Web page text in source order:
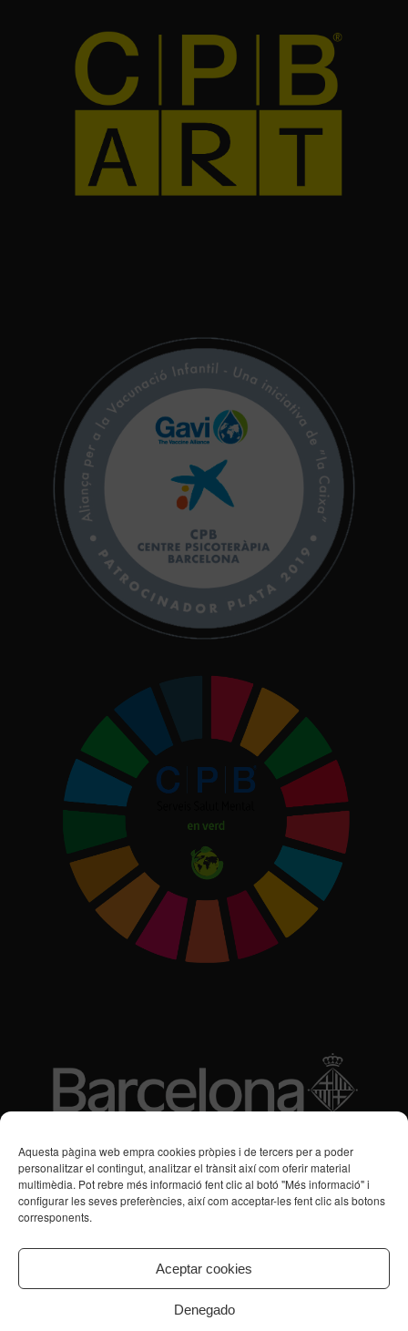
Aquesta pàgina web empra cookies pròpies i de tercers per a poder
personalitzar el contingut, analitzar el trànsit així com oferir material
multimèdia. Pot rebre més informació fent clic al botó "Més informació" i
configurar les seves preferències, així com acceptar-les fent clic als botons
corresponents.
Aceptar cookies
Denegado
Subvencions des de 2016
Programa de Vacances/Suport Respir Familiar
Transtorns de Salut Mental